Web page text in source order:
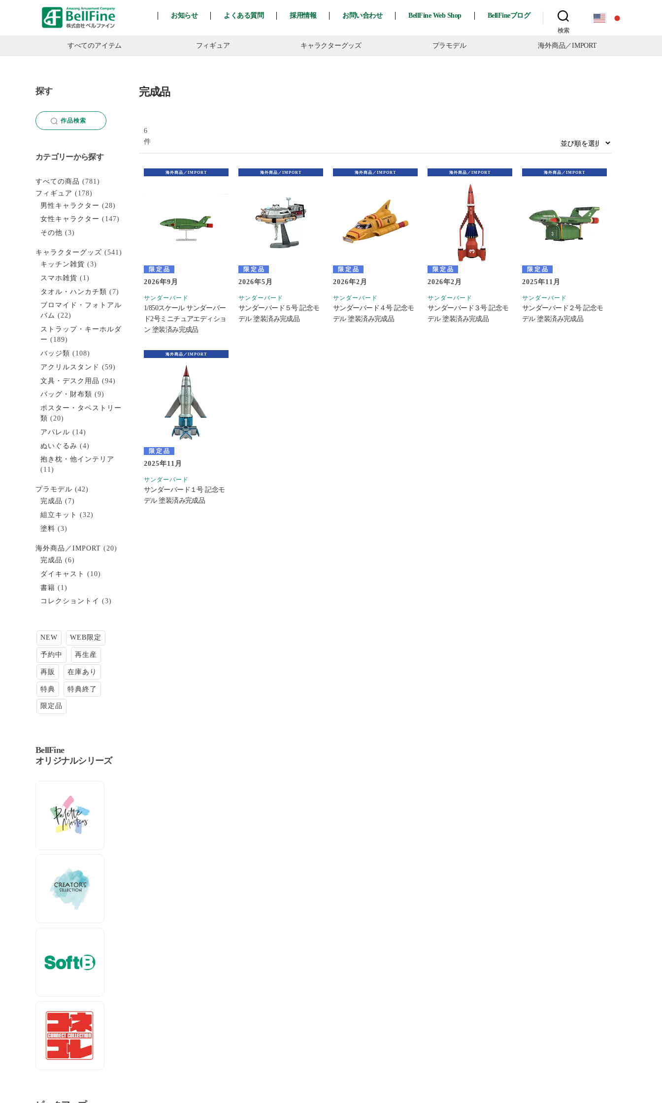
お知らせ よくある質問 採用情報 お問い合わせ BellFine Web Shop BellFineブログ
検索
すべてのアイテム フィギュア キャラクターグッズ プラモデル 海外商品／IMPORT
完成品
6
件
海外商品／IMPORT
限定品
2026年9月
サンダーバード
1/850スケール サンダーバー
ド2号ミニチュアエディショ
ン 塗装済み完成品
海外商品／IMPORT
限定品
2026年5月
サンダーバード
サンダーバード５号 記念モ
デル 塗装済み完成品
海外商品／IMPORT
限定品
2026年2月
サンダーバード
サンダーバード４号 記念モ
デル 塗装済み完成品
海外商品／IMPORT
限定品
2026年2月
サンダーバード
サンダーバード３号 記念モ
デル 塗装済み完成品
海外商品／IMPORT
限定品
2025年11月
サンダーバード
サンダーバード２号 記念モ
デル 塗装済み完成品
海外商品／IMPORT
限定品
2025年11月
サンダーバード
サンダーバード１号 記念モ
デル 塗装済み完成品
探す
作品検索
カテゴリーから探す
すべての商品 (781)
フィギュア (178)
男性キャラクター (28)
女性キャラクター (147)
その他 (3)
キャラクターグッズ (541)
キッチン雑貨 (3)
スマホ雑貨 (1)
タオル・ハンカチ類 (7)
ブロマイド・フォトアル
バム (22)
ストラップ・キーホルダ
ー (189)
バッジ類 (108)
アクリルスタンド (59)
文具・デスク用品 (94)
バッグ・財布類 (9)
ポスター・タペストリー
類 (20)
アパレル (14)
ぬいぐるみ (4)
抱き枕・他インテリア
(11)
プラモデル (42)
完成品 (7)
組立キット (32)
塗料 (3)
海外商品／IMPORT (20)
完成品 (6)
ダイキャスト (10)
書籍 (1)
コレクショントイ (3)
NEW WEB限定
予約中 再生産
再販 在庫あり
特典 特典終了
限定品
BellFine
オリジナルシリーズ